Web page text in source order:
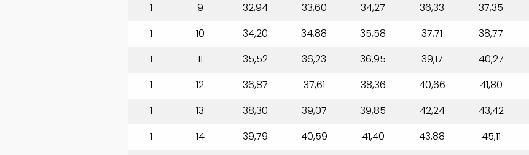
1
9 32,94 33,60 34,27 36,33 37,35
1
10 34,20 34,88 35,58 37,71 38,77
1
11 35,52 36,23 36,95 39,17 40,27
1
12 36,87 37,61 38,36 40,66 41,80
1
13 38,30 39,07 39,85 42,24 43,42
1
14 39,79 40,59 41,40 43,88 45,11